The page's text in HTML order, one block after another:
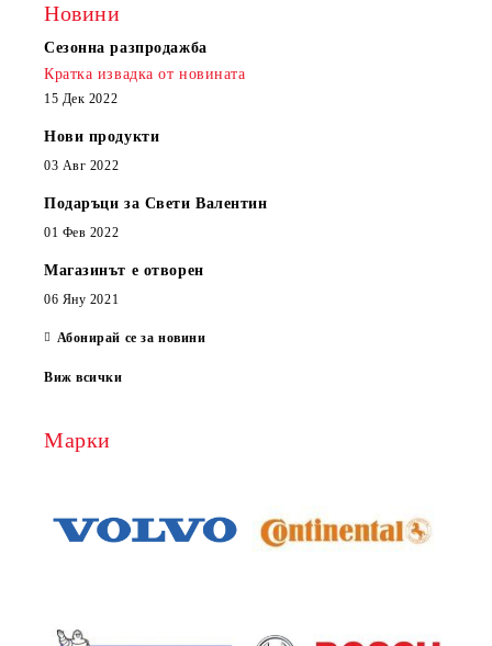
Новини
Сезонна разпродажба
Кратка извадка от новината
15 Дек 2022
Нови продукти
03 Авг 2022
Подаръци за Свети Валентин
01 Фев 2022
Магазинът е отворен
06 Яну 2021
Абонирай се за новини
Виж всички
Марки